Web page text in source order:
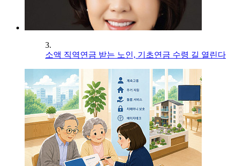
3.
소액 직역연금 받는 노인, 기초연금 수령 길 열린다